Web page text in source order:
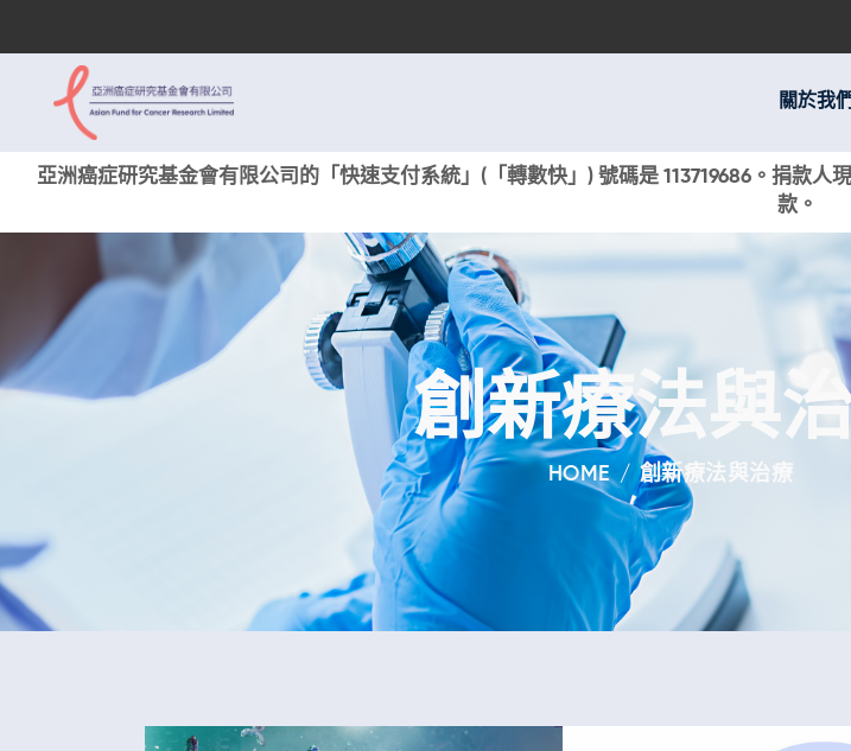
關於我們
亞洲癌症研究基金會有限公司的「快速支付系統」(「轉數快」) 號碼是 113719686。捐款
款。
癌症資訊
活動與獎項
新聞
捐款支持
現在捐贈
創新療法與
HOME 創新療法與治療